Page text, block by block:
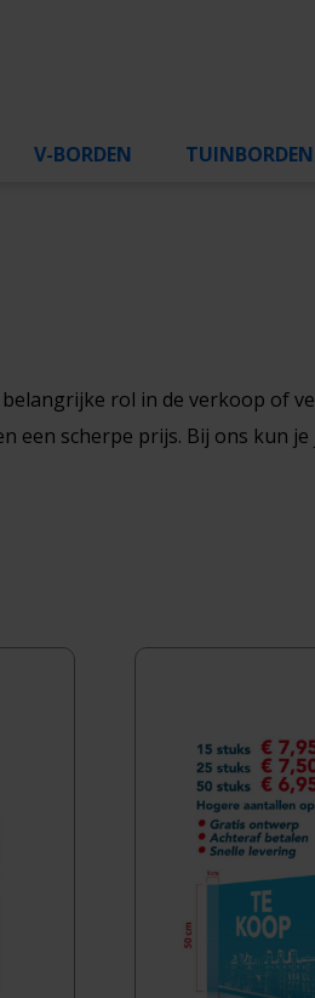
V-BORDEN TUINBORDEN
rol in de verkoop of
scherpe prijs. Bij ons kun